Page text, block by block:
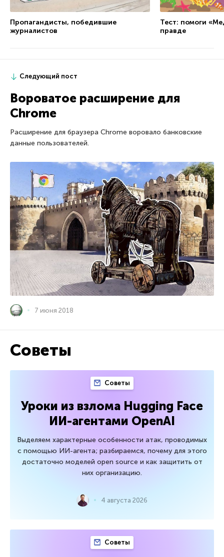
Пропагандисты, победившие
журналистов
Тест: помоги
правде
Следующий пост
Вороватое расширение для
Chrome
Расширение для браузера Chrome воровало банковские
данные пользователей.
7 июня 2018
Советы
Советы
Уроки из взлома Hugging Face
ИИ-агентами OpenAI
Выделяем характерные особенности атак, проводимых
с помощью ИИ-агента; разбираемся, почему для этого
достаточно моделей open source и как защитить от
них организацию.
4 августа 2026
Советы